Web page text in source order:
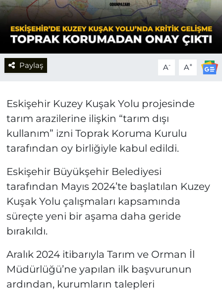
Paylaş A- A+
Eskişehir Kuzey Kuşak Yolu projesinde
tarım arazilerine ilişkin “tarım dışı
kullanım” izni Toprak Koruma Kurulu
tarafından oy birliğiyle kabul edildi.
Eskişehir Büyükşehir Belediyesi
tarafından Mayıs 2024’te başlatılan Kuzey
Kuşak Yolu çalışmaları kapsamında
süreçte yeni bir aşama daha geride
bırakıldı.
Aralık 2024 itibarıyla Tarım ve Orman İl
Müdürlüğü’ne yapılan ilk başvurunun
ardından, kurumların talepleri